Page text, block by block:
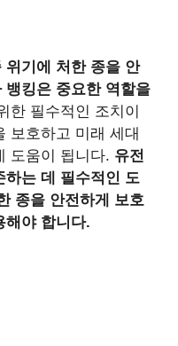
위기에 처한 종을 안
뱅킹은 중요한 역할을
한 필수적인 조치이
보호하고 미래 세대
도움이 됩니다. 유전
하는 데 필수적인 도
종을 안전하게 보호
해야 합니다.